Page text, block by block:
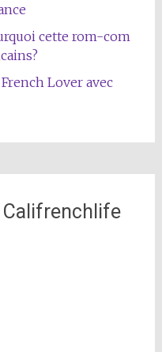
cette rom-com
Lover avec